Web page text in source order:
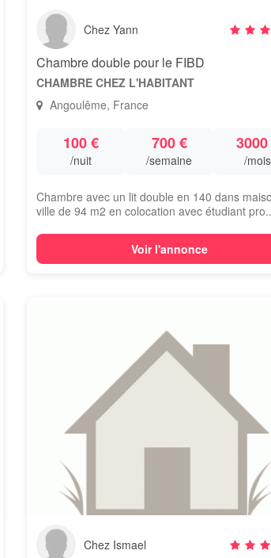
Chez Yann
Chambre double pour le FIBD
CHAMBRE CHEZ L'HABITANT
Angoulême, France
100 €
/nuit
700 €
/semaine /mois
Chambre avec un lit double en 140 dans
ville de 94 m2 en colocation avec étudiant
Voir l'annonce
Chez Ismael